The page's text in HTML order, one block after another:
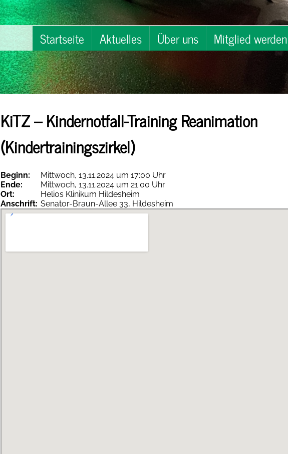
Startseite Aktuelles Über uns Mitglied werden
KiTZ – Kindernotfall-Training Reanimation
(Kindertrainingszirkel)
Beginn:
Mittwoch, 13.11.2024 um 17:00 Uhr
Ende:
Mittwoch, 13.11.2024 um 21:00 Uhr
Ort:
Helios Klinikum Hildesheim
Anschrift: Senator-Braun-Allee 33, Hildesheim